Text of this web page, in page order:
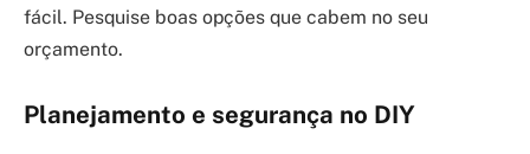
fácil. Pesquise boas opções que cabem no seu
orçamento.
Planejamento e segurança no DIY